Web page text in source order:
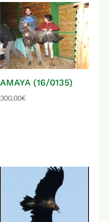
AMAYA (16/0135)
300,00€